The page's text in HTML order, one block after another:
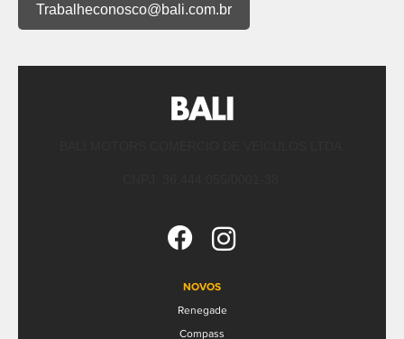
Trabalheconosco@bali.com.br
NOVOS
Renegade
Compass